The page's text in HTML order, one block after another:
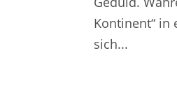
Kontinent“ in
sich...